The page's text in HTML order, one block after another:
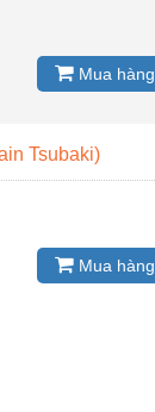
Mua hàng
Tsubaki)
Mua hàng